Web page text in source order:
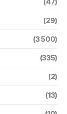
(47)
(29)
(3 500)
(335)
(2)
(13)